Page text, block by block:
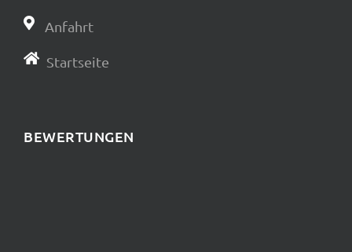
Anfahrt
Startseite
BEWERTUNGEN